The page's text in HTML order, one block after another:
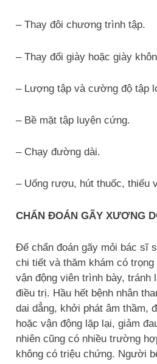
– Thay đôi chương trình tập.
– Thay đổi giày hoặc giày
– Lượng tập và cường độ tập
– Bề mặt tập luyện cứng.
– Chạy đường dài.
– Uống rượu, hút thuốc, thiếu
CHẨN ĐOÁN GÃY XƯƠNG
Để chẩn đoán gãy mỏi bác sĩ
chi tiết và thăm khám có
vận động viên trình bày, tránh
điều trị. Hầu hết bệnh nhân
dai dẳng, khởi phát âm thầm,
hoặc vận động lặp lại, giảm
nhiên cũng có nhiều trường
không có triệu chứng. Người